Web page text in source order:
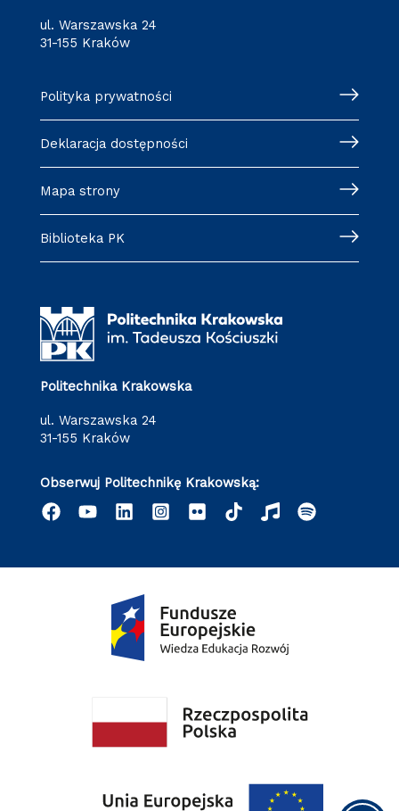
ul. Warszawska 24
31-155 Kraków
Polityka prywatności
Deklaracja dostępności
Mapa strony
Biblioteka PK
Politechnika Krakowska
ul. Warszawska 24
31-155 Kraków
Obserwuj Politechnikę Krakowską: